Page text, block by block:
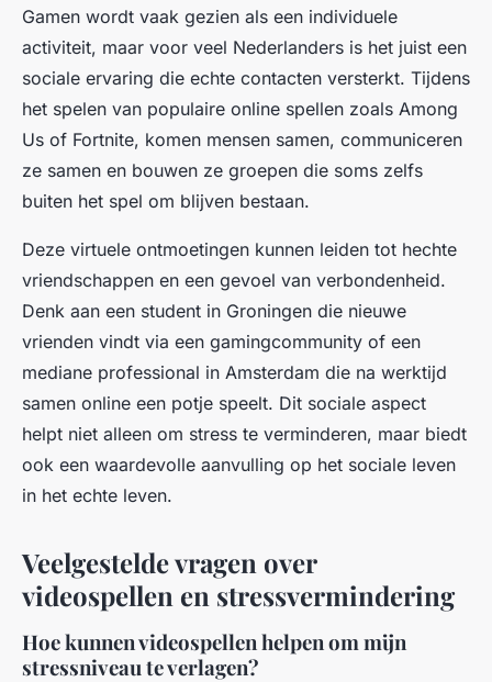
Gamen wordt vaak gezien als een individuele
activiteit, maar voor veel Nederlanders is het juist een
sociale ervaring die echte contacten versterkt. Tijdens
het spelen van populaire online spellen zoals Among
Us of Fortnite, komen mensen samen, communiceren
ze samen en bouwen ze groepen die soms zelfs
buiten het spel om blijven bestaan.
Deze virtuele ontmoetingen kunnen leiden tot hechte
vriendschappen en een gevoel van verbondenheid.
Denk aan een student in Groningen die nieuwe
vrienden vindt via een gamingcommunity of een
mediane professional in Amsterdam die na werktijd
samen online een potje speelt. Dit sociale aspect
helpt niet alleen om stress te verminderen, maar biedt
ook een waardevolle aanvulling op het sociale leven
in het echte leven.
Veelgestelde vragen over
videospellen en stressvermindering
Hoe kunnen videospellen helpen om mijn
stressniveau te verlagen?